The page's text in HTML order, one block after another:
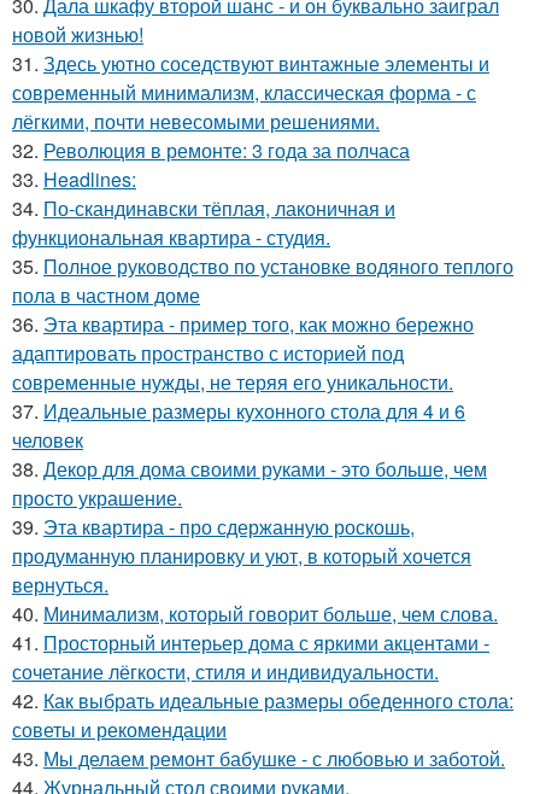
новой жизнью!
31. Здесь уютно соседствуют винтажные элементы и
современный минимализм, классическая форма - с
лёгкими, почти невесомыми решениями.
32. Революция в ремонте: 3 года за полчаса
33. Headlines:
34. По-скандинавски тёплая, лаконичная и
функциональная квартира - студия.
35. Полное руководство по установке водяного теплого
пола в частном доме
36. Эта квартира - пример того, как можно бережно
адаптировать пространство с историей под
современные нужды, не теряя его уникальности.
37. Идеальные размеры кухонного стола для 4 и 6
человек
38. Декор для дома своими руками - это больше, чем
просто украшение.
39. Эта квартира - про сдержанную роскошь,
продуманную планировку и уют, в который хочется
вернуться.
40. Минимализм, который говорит больше, чем слова.
41. Просторный интерьер дома с яркими акцентами -
сочетание лёгкости, стиля и индивидуальности.
42. Как выбрать идеальные размеры обеденного стола:
советы и рекомендации
43. Мы делаем ремонт бабушке - с любовью и заботой.
44. Журнальный стол своими руками.